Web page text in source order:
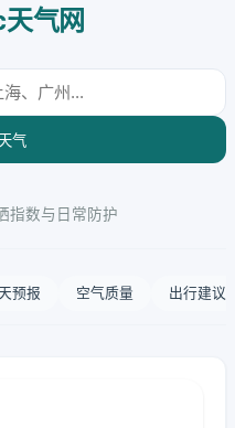
气网
气
指数与日常防护
预报 空气质量 出行建议